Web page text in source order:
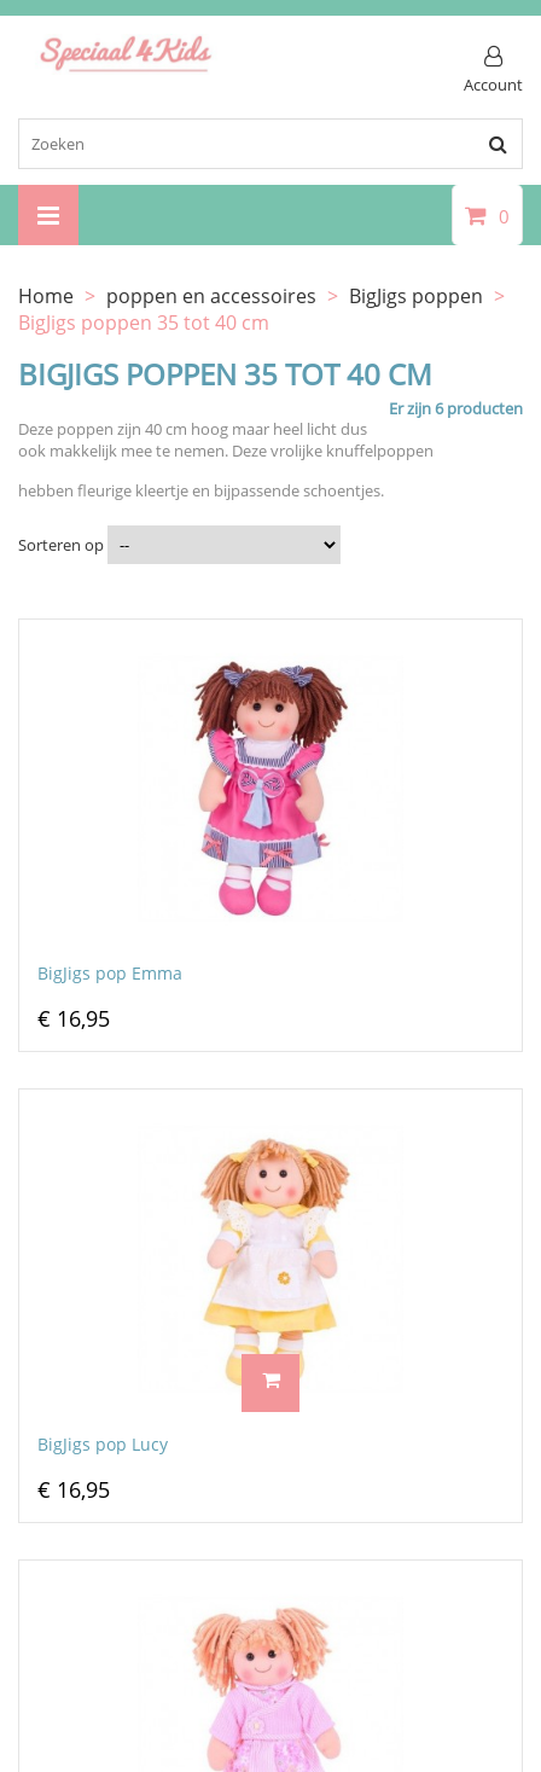
Account
0
Home > poppen en accessoires > BigJigs poppen >
BigJigs poppen 35 tot 40 cm
BIGJIGS POPPEN 35 TOT 40 CM
Er zijn 6 producten
Deze poppen zijn 40 cm hoog maar heel licht dus
ook makkelijk mee te nemen. Deze vrolijke knuffelpoppen
hebben fleurige kleertje en bijpassende schoentjes.
Sorteren op
BigJigs pop Emma
€ 16,95
BigJigs pop Lucy
€ 16,95